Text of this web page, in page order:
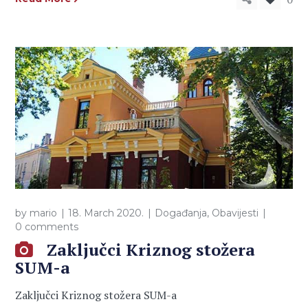
by mario 18. March 2020. Događanja, Obavijesti
0 comments
Zaključci Kriznog stožera
SUM-a
Zaključci Kriznog stožera SUM-a